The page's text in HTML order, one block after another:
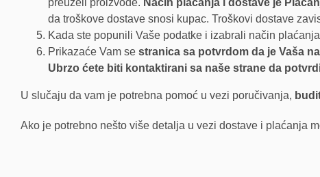
preuzeli proizvode. Način plaćanja i dostave je
da troškove dostave snosi kupac. Troškovi dostave
Kada ste popunili Vaše podatke i izabrali način
Prikazaće Vam se stranica sa potvrdom da je Vaša
Ubrzo ćete biti kontaktirani sa naše strane da
U slučaju da vam je potrebna pomoć u vezi poručivanja,
Ako je potrebno nešto više detalja u vezi dostave i plaćanja